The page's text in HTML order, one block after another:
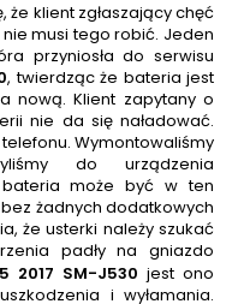
klient zgłaszający chęć
musi tego robić. Jeden
przyniosła do serwisu
, twierdząc że bateria jest
nową. Klient zapytany o
nie da się naładować.
Wymontowaliśmy
do urządzenia
bateria może być w ten
żadnych dodatkowych
że usterki należy szukać
padły na gniazdo
2017 SM-J530 jest ono
i wyłamania.